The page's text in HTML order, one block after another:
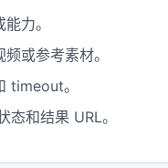
力。
或参考素材。
timeout。
和结果 URL。